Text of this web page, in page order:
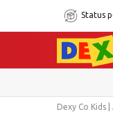
Status
Dexy Co Kids